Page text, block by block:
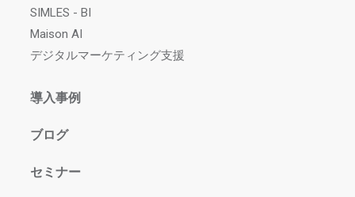
SIMLES - BI
Maison AI
デジタルマーケティング支援
導入事例
ブログ
セミナー